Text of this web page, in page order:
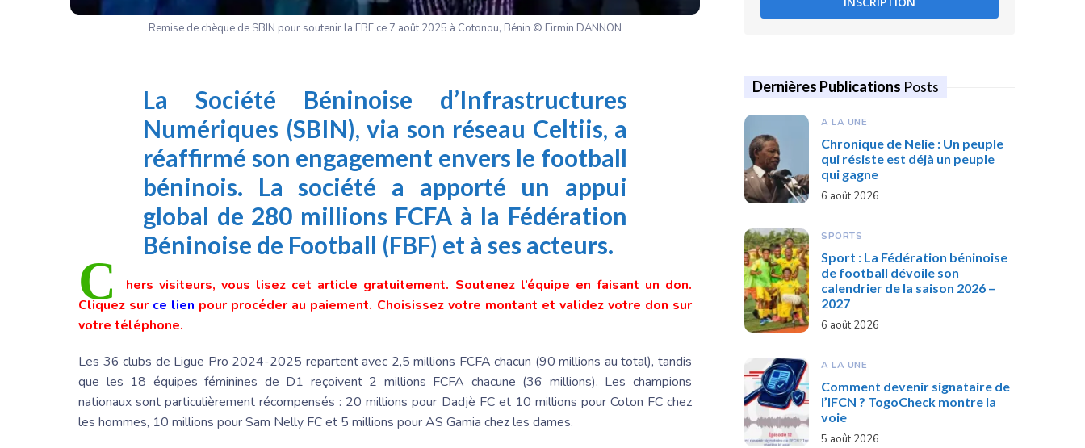
Remise de chèque de SBIN pour soutenir la FBF ce 7 août 2025 à Cotonou, Bénin © Firmin DANNON
La Société Béninoise d’Infrastructures
Numériques (SBIN), via son réseau Celtiis, a
réaffirmé son engagement envers le football
béninois. La société a apporté un appui
global de 280 millions FCFA à la Fédération
Béninoise de Football (FBF) et à ses acteurs.
C
hers visiteurs, vous lisez cet article gratuitement. Soutenez l’équipe en faisant un don.
Cliquez sur ce lien pour procéder au paiement. Choisissez votre montant et validez votre don sur
votre téléphone.
Les 36 clubs de Ligue Pro 2024-2025 repartent avec 2,5 millions FCFA chacun (90 millions au total), tandis
que les 18 équipes féminines de D1 reçoivent 2 millions FCFA chacune (36 millions). Les champions
nationaux sont particulièrement récompensés : 20 millions pour Dadjè FC et 10 millions pour Coton FC chez
les hommes, 10 millions pourSam Nelly FC et 5 millions pour AS Gamia chez les dames.
Dernières Publications Posts
A LA UNE
Chronique de Nelie : Un peuple
qui résiste est déjà un peuple
qui gagne
6 août 2026
SPORTS
Sport : La Fédération béninoise
de football dévoile son
calendrier de la saison 2026 –
2027
6 août 2026
A LA UNE
Comment devenir signataire de
l’IFCN ? TogoCheck montre la
voie
5 août 2026